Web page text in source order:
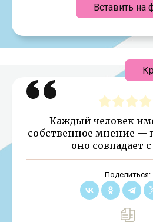
Вставить на
Каждый человек
собственное мнение —
оно совпадает
Поделиться: